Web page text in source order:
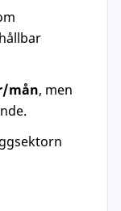
mån, men